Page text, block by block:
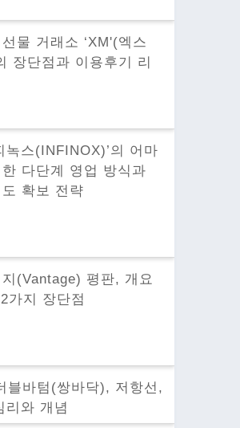
물 거래소 ‘XM'(엑스
장단점과 이용후기 리
녹스(INFINOX)’의 어마
한 다단계 영업 방식과
도 확보 전략
지(Vantage) 평판, 개요
가지 장단점
블바텀(쌍바닥), 저항선,
리와 개념